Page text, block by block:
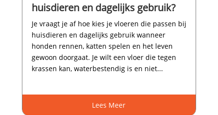
huisdieren en dagelijks gebruik?
Je vraagt je af hoe kies je vloeren die passen bij
huisdieren en dagelijks gebruik wanneer
honden rennen, katten spelen en het leven
gewoon doorgaat.​ Je wilt een vloer die tegen
krassen kan, waterbestendig is en niet...
Lees Meer